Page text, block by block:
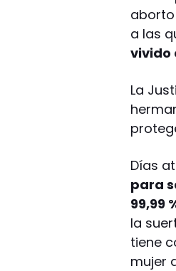
a las
vivido
La
Días
para
99,99
la
tiene
mujer